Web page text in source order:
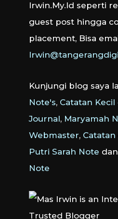
Irwin.My.Id seperti
guest post hingga
placement, Bisa
Kunjungi blog saya
Note's, Catatan Kecil
Journal, Maryamah
Webmaster,
Putri Sarah Note dan
Note